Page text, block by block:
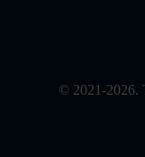
© 2021-